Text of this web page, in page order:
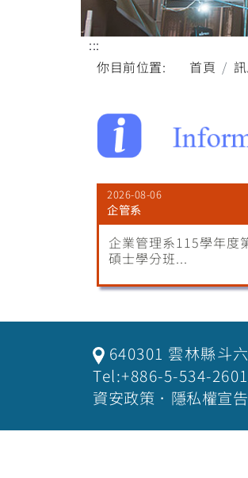
:::
你目前位置:
首頁
2026-08-06
企管系
企業管理系115學年度
碩士學分班...
640301 雲林縣斗
Tel:+886-5-534-
資安政策 ． 隱私權宣告